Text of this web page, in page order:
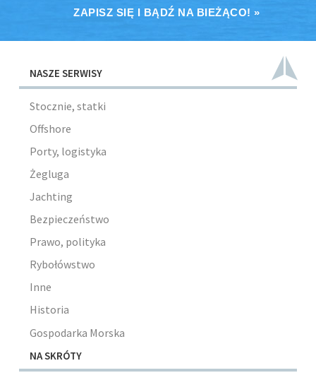
ZAPISZ SIĘ I BĄDŹ NA BIEŻĄCO! »
NASZE SERWISY
Stocznie, statki
Offshore
Porty, logistyka
Żegluga
Jachting
Bezpieczeństwo
Prawo, polityka
Rybołówstwo
Inne
Historia
Gospodarka Morska
NA SKRÓTY